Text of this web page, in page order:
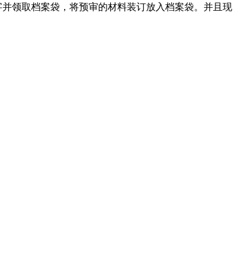
领取档案袋，将预审的材料装订放入档案袋。并且现